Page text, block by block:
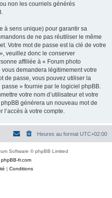
non les courriels générés
à sens unique) pour garantir sa
de ne pas réutiliser le même
Votre mot de passe est la clé de votre
veuillez donc le conserver
affiliée à « Forum photo
demandera légitimement votre
de passe, vous pouvez utiliser la
» fournie par le logiciel phpBB.
votre nom d’utilisateur et votre
générera un nouveau mot de
l’accès à votre compte.
Heures au format UTC+02:00
Software © phpBB Limited
phpBB-fr.com
| Conditions